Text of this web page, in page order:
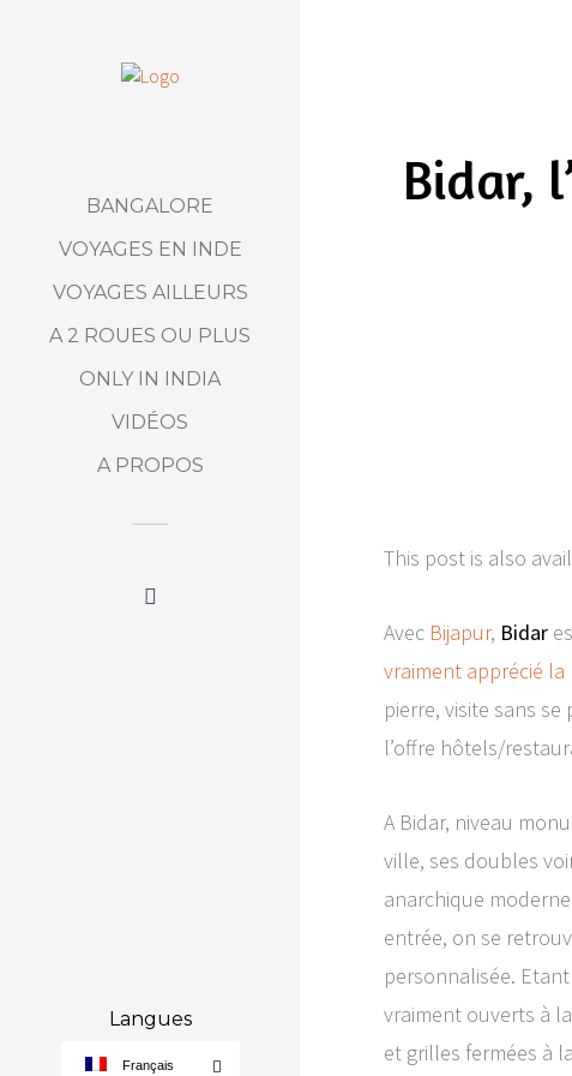
BANGALORE
VOYAGES EN INDE
VOYAGES AILLEURS
A 2 ROUES OU PLUS
ONLY IN INDIA
VIDÉOS
A PROPOS
Langues
Français
Bidar,
This post is also
Avec Bijapur, Bidar
vraiment apprécié la
pierre, visite sans
l’offre hôtels/
A Bidar, niveau
ville, ses doubles
anarchique
entrée, on se
personnalisée.
vraiment ouverts à
et grilles fermées à